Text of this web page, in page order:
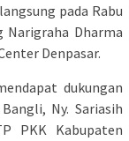
pada Rabu
Narigraha Dharma
Denpasar.
dukungan
Ny. Sariasih
PKK Kabupaten